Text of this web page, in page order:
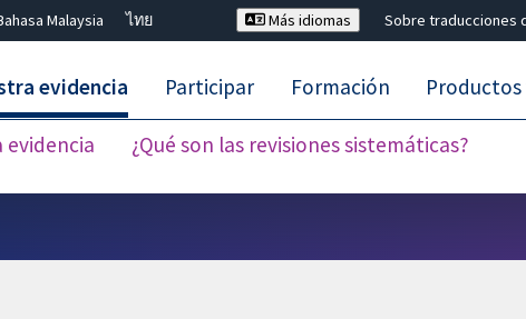
Malaysia
ไทย
Más idiomas Sobre traducciones
evidencia
evidencia ¿Qué son las revisiones sistemáticas?
Participar Formación Productos